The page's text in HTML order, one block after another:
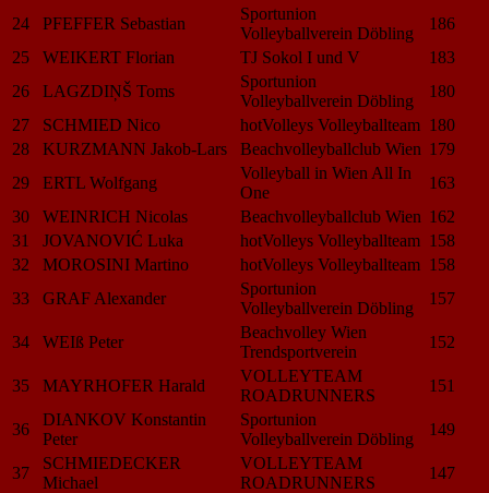
24
PFEFFER Sebastian
Sportunion
Volleyballverein Döbling
186
25
WEIKERT Florian TJ Sokol I und V
183
26
LAGZDIŅŠ Toms
Sportunion
Volleyballverein Döbling
180
27
SCHMIED Nico hotVolleys Volleyballteam 180
28
KURZMANN Jakob-Lars Beachvolleyballclub Wien 179
29
ERTL Wolfgang
Volleyball in Wien All In
One
163
30
WEINRICH Nicolas Beachvolleyballclub Wien 162
31
JOVANOVIĆ Luka hotVolleys Volleyballteam 158
32
MOROSINI Martino hotVolleys Volleyballteam 158
33
GRAF Alexander
Sportunion
Volleyballverein Döbling
157
34 WEIß Peter
Beachvolley Wien
Trendsportverein
152
35 MAYRHOFER Harald
VOLLEYTEAM
ROADRUNNERS
151
36
DIANKOV Konstantin
Peter
Sportunion
Volleyballverein Döbling
149
37
SCHMIEDECKER
Michael
VOLLEYTEAM
ROADRUNNERS
147